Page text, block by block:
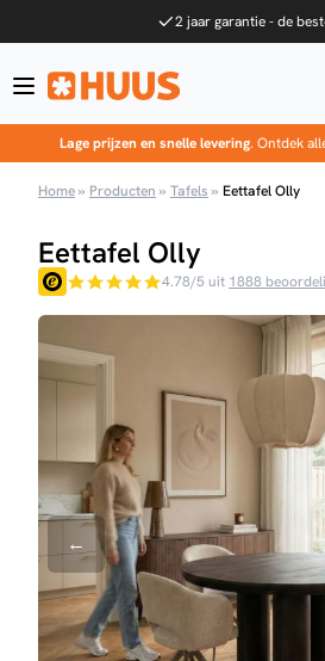
2 jaar garantie - de
Lage prijzen en snelle levering. Ontdek
Home» Producten » Tafels » Eettafel Olly
Eettafel Olly
4.78/5 uit 1888